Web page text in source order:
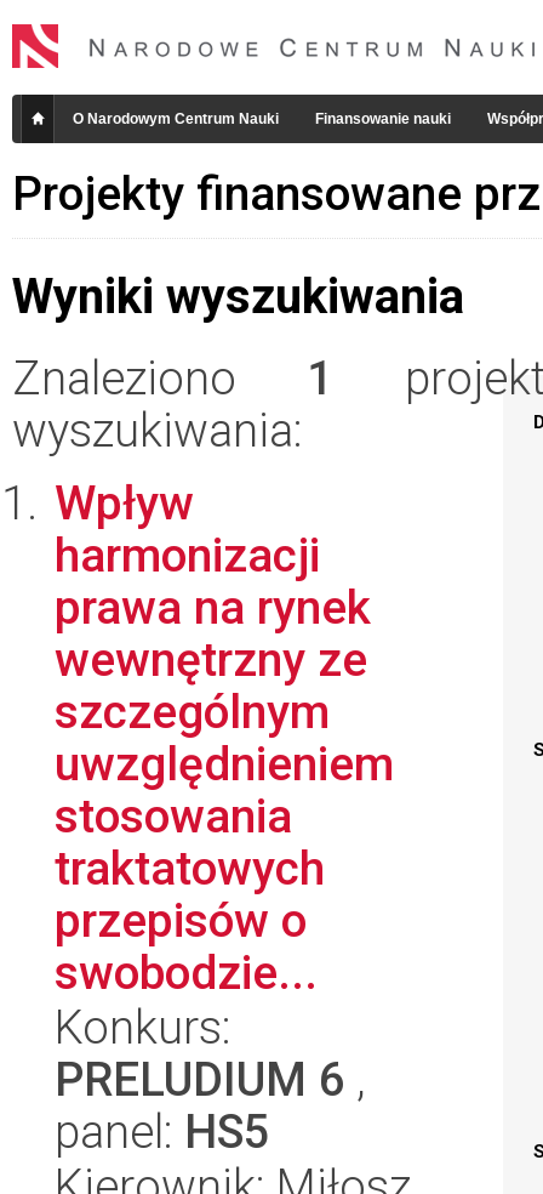
O Narodowym Centrum Nauki Finansowanie nauki
Projekty finansowane
Wyniki wyszukiwania
Znaleziono 1
wyszukiwania:
Wpływ
harmonizacji
prawa na rynek
wewnętrzny ze
szczególnym
uwzględnieniem
stosowania
traktatowych
przepisów o
swobodzie...
Konkurs:
PRELUDIUM 6 ,
panel: HS5